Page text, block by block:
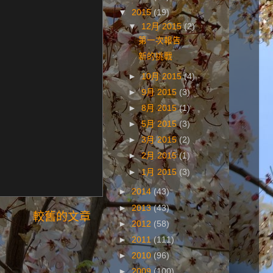
較舊的文章
▼ 2015(19)
▼ 12月 2015(2)
第一次報告
新的挑戰
►10月 2015(4)
►9月 2015 (3)
► 8月 2015(1)
►5月 2015(3)
►3月 2015(2)
►2月 2015(1)
►1月 2015 (3)
►2014 (43)
►2013(43)
►2012 (58)
►2011(111)
►2010 (96)